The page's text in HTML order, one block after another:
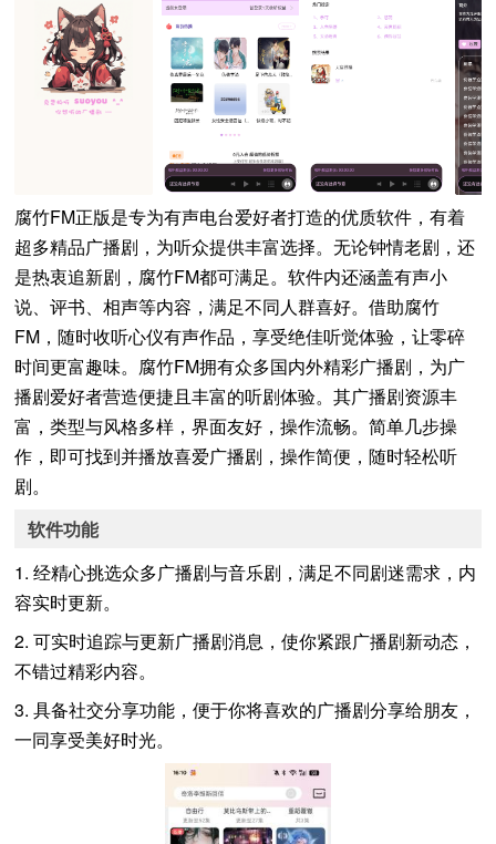
腐竹FM正版是专为有声电台爱好者打造的优质软件，有着
超多精品广播剧，为听众提供丰富选择。无论钟情老剧，还
是热衷追新剧，腐竹FM都可满足。软件内还涵盖有声小
说、评书、相声等内容，满足不同人群喜好。借助腐竹
FM，随时收听心仪有声作品，享受绝佳听觉体验，让零碎
时间更富趣味。腐竹FM拥有众多国内外精彩广播剧，为广
播剧爱好者营造便捷且丰富的听剧体验。其广播剧资源丰
富，类型与风格多样，界面友好，操作流畅。简单几步操
作，即可找到并播放喜爱广播剧，操作简便，随时轻松听
剧。
软件功能
1. 经精心挑选众多广播剧与音乐剧，满足不同剧迷需求，内
容实时更新。
2. 可实时追踪与更新广播剧消息，使你紧跟广播剧新动态，
不错过精彩内容。
3. 具备社交分享功能，便于你将喜欢的广播剧分享给朋友，
一同享受美好时光。